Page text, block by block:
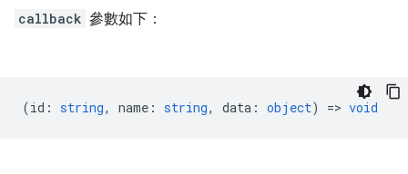
callback 參數如下：
(id : string, name : string, data : object) => void